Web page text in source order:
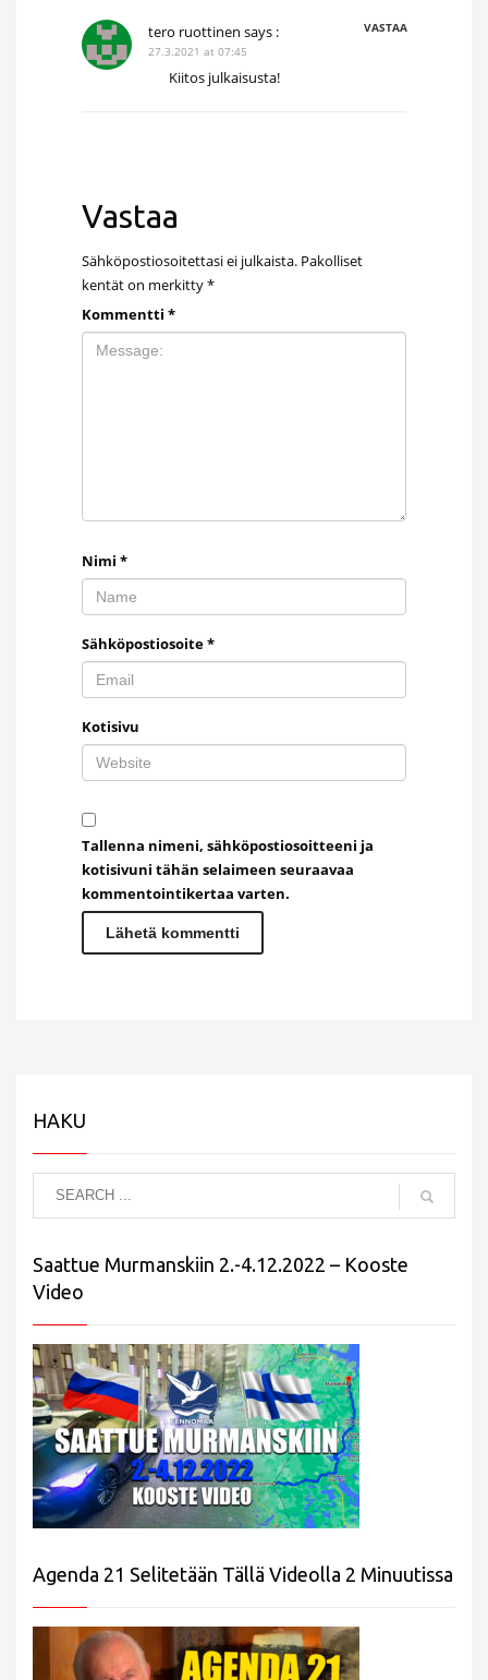
tero ruottinen says :
VASTAA
27.3.2021 at 07:45
Kiitos julkaisusta!
Vastaa
Sähköpostiosoitettasi ei julkaista. Pakolliset
kentät on merkitty*
Kommentti *
Nimi *
Sähköpostiosoite*
Kotisivu
Tallenna nimeni, sähköpostiosoitteeni ja
kotisivuni tähän selaimeen seuraavaa
kommentointikertaa varten.
HAKU
Saattue Murmanskiin 2.-4.12.2022 – Kooste
Video
Agenda 21 Selitetään Tällä Videolla 2 Minuutissa